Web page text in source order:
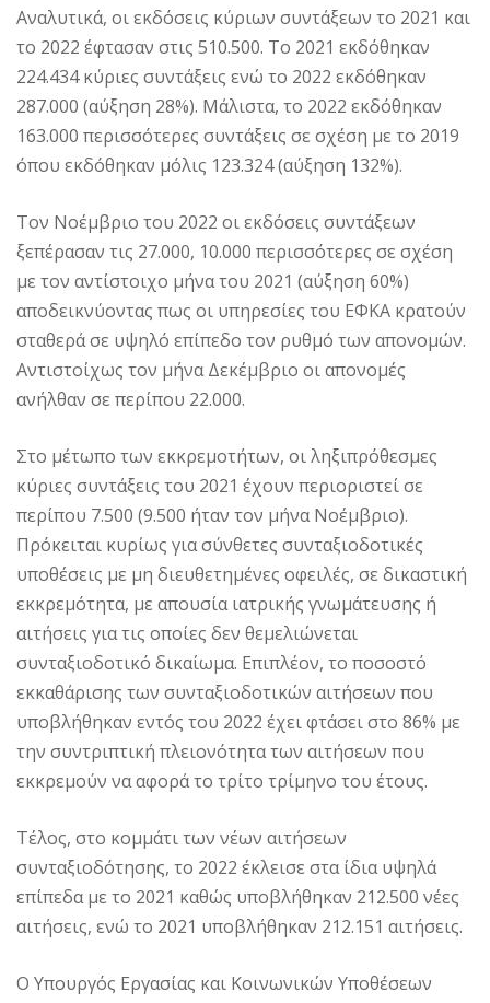
Αναλυτικά, οι εκδόσεις κύριων συντάξεων το 2021 και
το 2022 έφτασαν στις 510.500. Το 2021 εκδόθηκαν
224.434 κύριες συντάξεις ενώ το 2022 εκδόθηκαν
287.000 (αύξηση 28%). Μάλιστα, το 2022 εκδόθηκαν
163.000 περισσότερες συντάξεις σε σχέση με το 2019
όπου εκδόθηκαν μόλις 123.324 (αύξηση 132%).
Τον Νοέμβριο του 2022 οι εκδόσεις συντάξεων
ξεπέρασαν τις 27.000, 10.000 περισσότερες σε σχέση
με τον αντίστοιχο μήνα του 2021 (αύξηση 60%)
αποδεικνύοντας πως οι υπηρεσίες του ΕΦΚΑ κρατούν
σταθερά σε υψηλό επίπεδο τον ρυθμό των απονομών.
Αντιστοίχως τον μήνα Δεκέμβριο οι απονομές
ανήλθαν σε περίπου 22.000.
Στο μέτωπο των εκκρεμοτήτων, οι ληξιπρόθεσμες
κύριες συντάξεις του 2021 έχουν περιοριστεί σε
περίπου 7.500 (9.500 ήταν τον μήνα Νοέμβριο).
Πρόκειται κυρίως για σύνθετες συνταξιοδοτικές
υποθέσεις με μη διευθετημένες οφειλές, σε δικαστική
εκκρεμότητα, με απουσία ιατρικής γνωμάτευσης ή
αιτήσεις για τις οποίες δεν θεμελιώνεται
συνταξιοδοτικό δικαίωμα. Επιπλέον, το ποσοστό
εκκαθάρισης των συνταξιοδοτικών αιτήσεων που
υποβλήθηκαν εντός του 2022 έχει φτάσει στο 86% με
την συντριπτική πλειονότητα των αιτήσεων που
εκκρεμούν να αφορά το τρίτο τρίμηνο του έτους.
Τέλος, στο κομμάτι των νέων αιτήσεων
συνταξιοδότησης, το 2022 έκλεισε στα ίδια υψηλά
επίπεδα με το 2021 καθώς υποβλήθηκαν 212.500 νέες
αιτήσεις, ενώ το 2021 υποβλήθηκαν 212.151 αιτήσεις.
Ο Υπουργός Εργασίας και Κοινωνικών Υποθέσεων